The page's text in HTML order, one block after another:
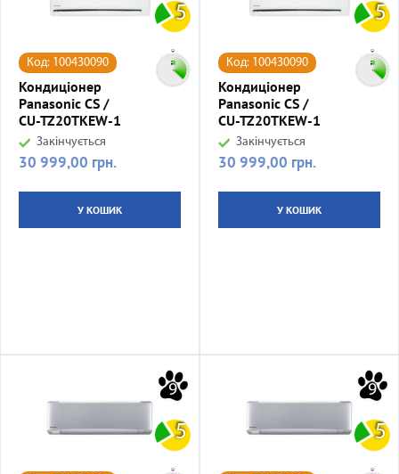
5
Код: 100430090
Кондиціонер
Panasonic CS /
CU-TZ20TKEW-1
Закінчується
Ціна
30 999,00 грн.
У КОШИК
5
Код: 100430090
Кондиціонер
Panasonic CS /
CU-TZ20TKEW-1
Закінчується
Ціна
30 999,00 грн.
У КОШИК
9
5
9
5